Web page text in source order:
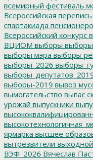
всемирный фестиваль
Всероссийская
спартакиада
Всероссийский конкурс
ВЦИОМ выборы
выборы мэра выборы
выборы_2026
выборы-2019 вывоз
вымогательство выпас
урожай выпускники
ярмарка высшее
вытрезвители выходной
ВЭФ_2026 Вячеслав